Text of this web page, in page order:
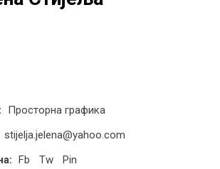
Просторна графика
stijelja.jelena@yahoo.com
Fb Tw Pin